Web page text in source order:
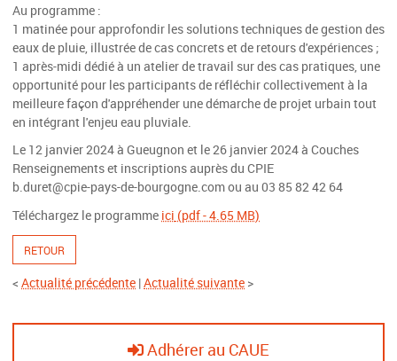
Au programme :
1 matinée pour approfondir les solutions techniques de gestion des
eaux de pluie, illustrée de cas concrets et de retours d'expériences ;
1 après-midi dédié à un atelier de travail sur des cas pratiques, une
opportunité pour les participants de réfléchir collectivement à la
meilleure façon d'appréhender une démarche de projet urbain tout
en intégrant l'enjeu eau pluviale.
Le 12 janvier 2024 à Gueugnon et le 26 janvier 2024 à Couches
Renseignements et inscriptions auprès du CPIE
b.duret@cpie-pays-de-bourgogne.com ou au 03 85 82 42 64
Téléchargez le programme ici (pdf - 4.65 MB)
RETOUR
< Actualité précédente |Actualité suivante >
Adhérer au CAUE